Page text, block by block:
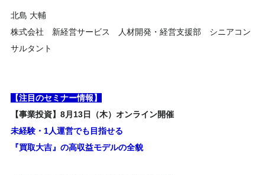
北島 大輔
株式会社 新経営サービス 人材開発・経営支援部 シニアコン
サルタント
【注目のセミナー情報】
【事業投資】8月13日（木）オンライン開催
未経験・1人運営でも目指せる
『買取大吉』の高収益モデルの全貌